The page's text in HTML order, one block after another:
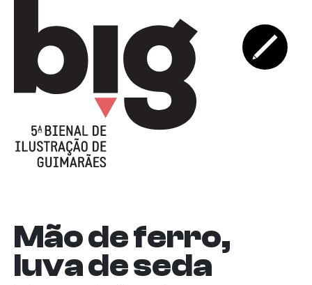
Mão de ferro,
luva de seda